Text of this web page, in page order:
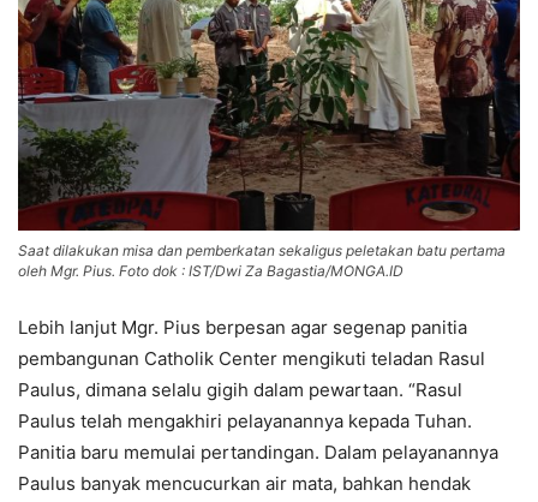
Saat dilakukan misa dan pemberkatan sekaligus peletakan batu pertama
oleh Mgr. Pius. Foto dok : IST/Dwi Za Bagastia/MONGA.ID
Lebih lanjut Mgr. Pius berpesan agar segenap panitia
pembangunan Catholik Center mengikuti teladan Rasul
Paulus, dimana selalu gigih dalam pewartaan. “Rasul
Paulus telah mengakhiri pelayanannya kepada Tuhan.
Panitia baru memulai pertandingan. Dalam pelayanannya
Paulus banyak mencucurkan air mata, bahkan hendak